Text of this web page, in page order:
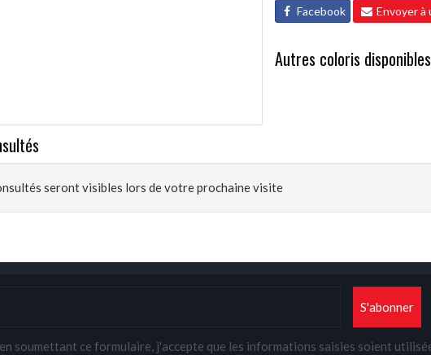
Facebook Envoyer à
Autres coloris disponibles
seront visibles lors de votre prochaine visite
soumettant ce formulaire, j'accepte que les informations saisies soient